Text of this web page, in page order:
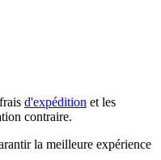
d'expédition et les
contraire.
la meilleure expérience